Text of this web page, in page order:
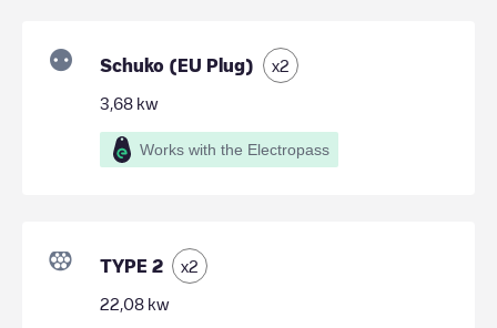
Schuko (EU Plug) x2
3,68 kw
Works with the Electropass
TYPE 2 x2
22,08 kw